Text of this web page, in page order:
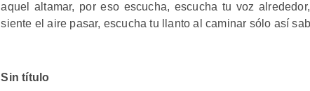
aquel altamar, por eso escucha, escucha tu voz
siente el aire pasar, escucha tu llanto al caminar sólo así
Sin título